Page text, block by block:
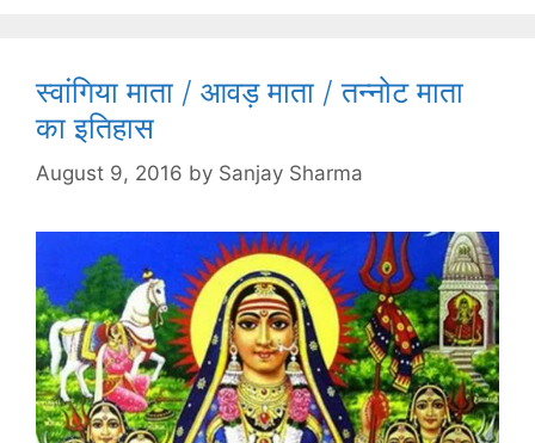
स्वांगिया माता / आवड़ माता / तन्नोट माता
का इतिहास
August 9, 2016 by Sanjay Sharma